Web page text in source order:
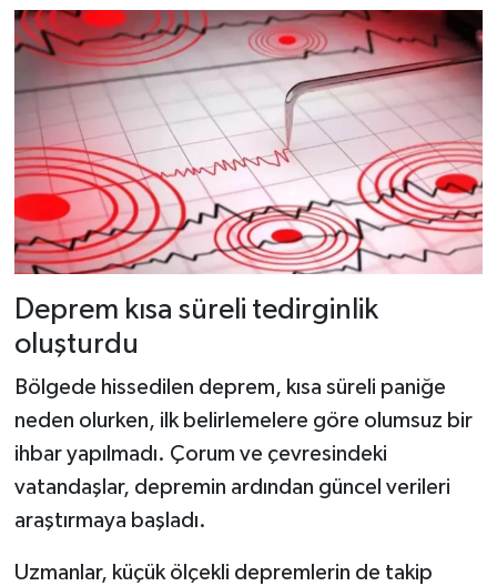
Deprem kısa süreli tedirginlik
oluşturdu
Bölgede hissedilen deprem, kısa süreli paniğe
neden olurken, ilk belirlemelere göre olumsuz bir
ihbar yapılmadı. Çorum ve çevresindeki
vatandaşlar, depremin ardından güncel verileri
araştırmaya başladı.
Uzmanlar, küçük ölçekli depremlerin de takip
Karadeniz Haberleri
Ulusal Haberler
Teknoloji Haberleri
Siyaset Haberleri
Yerel Haberler
Haber Arşivi